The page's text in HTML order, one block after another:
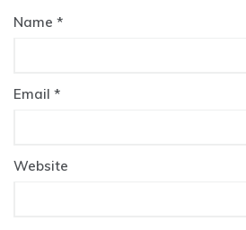
Name *
Email *
Website